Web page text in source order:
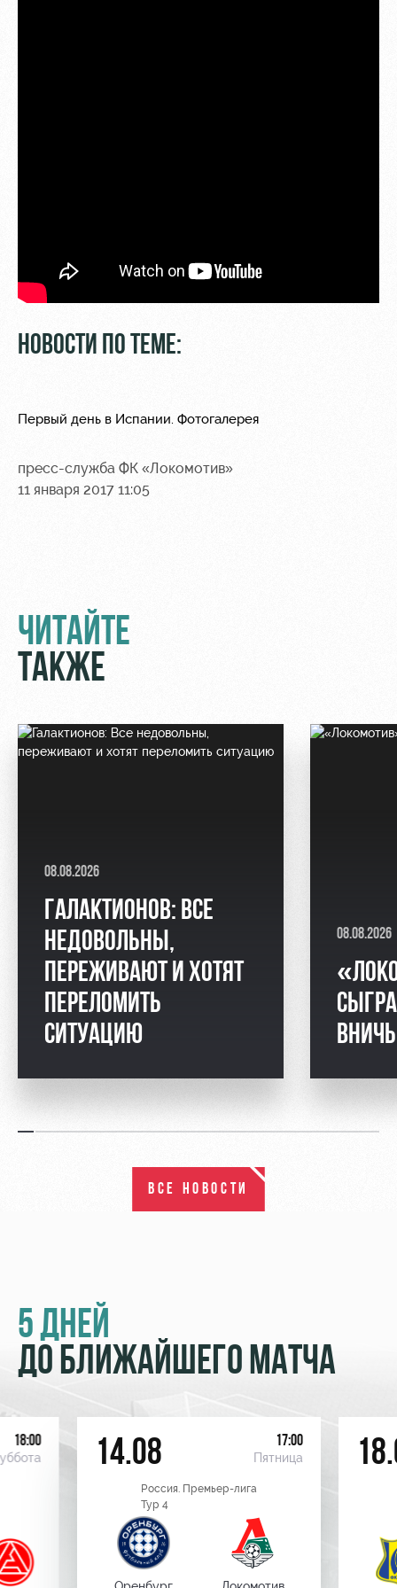
НОВОСТИ ПО ТЕМЕ:
Первый день в Испании. Фотогалерея
пресс-служба ФК «Локомотив»
11 января 2017 11:05
ЧИТАЙТЕ
ТАКЖЕ
08.08.2026
ГАЛАКТИОНОВ: ВСЕ
НЕДОВОЛЬНЫ,
ПЕРЕЖИВАЮТ И ХОТЯТ
ПЕРЕЛОМИТЬ
СИТУАЦИЮ
08.08.2026
ВСЕ НОВОСТИ
5 ДНЕЙ
ДО БЛИЖАЙШЕГО МАТЧА
18:00 14.08 17:00
Пятница
Россия. Премьер-лига
Тур 4